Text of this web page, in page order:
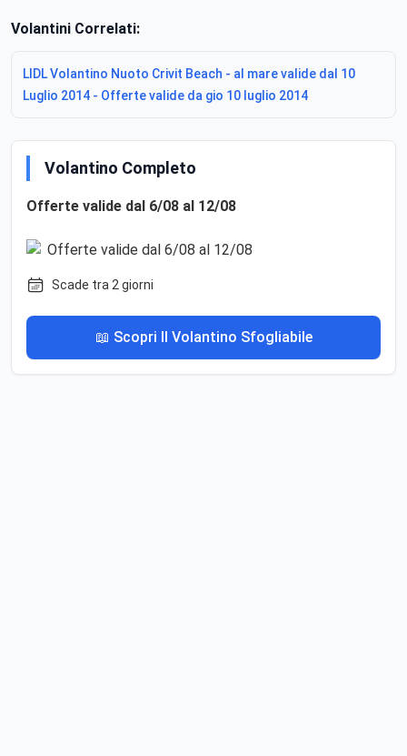
Volantini Correlati:
LIDL Volantino Nuoto Crivit Beach - al mare valide dal 10
Luglio 2014 - Offerte valide da gio 10 luglio 2014
Volantino Completo
Offerte valide dal 6/08 al 12/08
Scade tra 2 giorni
📖 Scopri Il Volantino Sfogliabile